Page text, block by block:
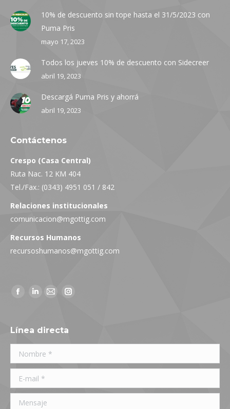
10% de descuento sin tope hasta el 31/5/2023 con
Puma Pris
mayo 17, 2023
Todos los jueves 10% de descuento con Sidecreer
abril 19, 2023
Descargá Puma Pris y ahorrá
abril 19, 2023
Contáctenos
Crespo (Casa Central)
Ruta Nac. 12 KM 404
Tel./Fax.: (0343) 4951 051 / 842
Relaciones institucionales
comunicacion@mgottig.com
Recursos Humanos
recursoshumanos@mgottig.com
Facebook
new
window
Linkedin
new
window
Mail
new
window
Instagram
window
Línea directa
Nombre *
E-mail *
Mensaje